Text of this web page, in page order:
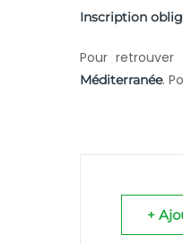
Inscription
Pour
Méditerranée.
+